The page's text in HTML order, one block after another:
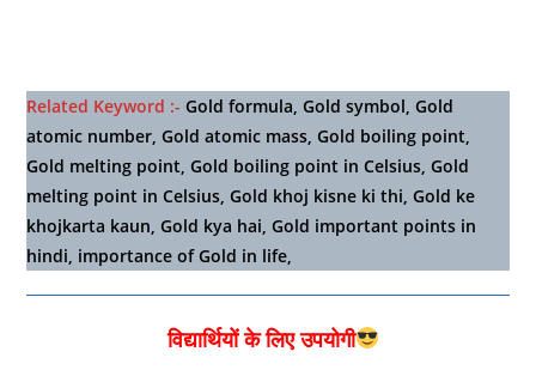
Related Keyword :-Gold formula, Gold symbol, Gold
atomic number, Gold atomic mass, Gold boiling point,
Gold melting point, Gold boiling point in Celsius, Gold
melting point in Celsius, Gold khoj kisne ki thi, Gold ke
khojkarta kaun, Gold kya hai, Gold important points in
hindi, importance of Gold in life,
विद्यार्थियों के लिए उपयोगी